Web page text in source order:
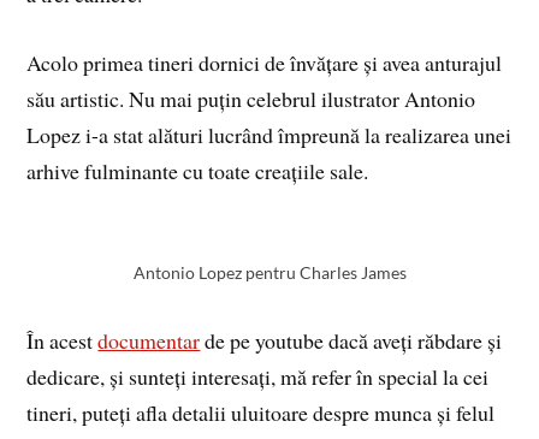
Acolo primea tineri dornici de învățare și avea anturajul
său artistic. Nu mai puțin celebrul ilustrator Antonio
Lopez i-a stat alături lucrând împreună la realizarea unei
arhive fulminante cu toate creațiile sale.
Antonio Lopez pentru Charles James
În acestdocumentarde pe youtube dacă aveți răbdare și
dedicare, și sunteți interesați, mă refer în special la cei
tineri, puteți afla detalii uluitoare despre munca și felul